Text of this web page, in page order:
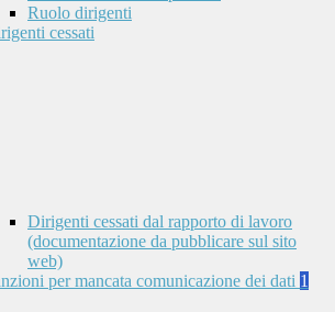
Ruolo dirigenti
cessati
Dirigenti cessati dal rapporto di lavoro
(documentazione da pubblicare sul sito
web)
per mancata comunicazione dei dati 1